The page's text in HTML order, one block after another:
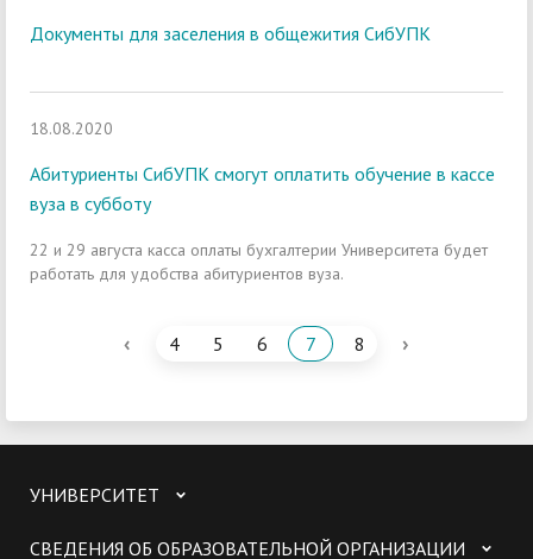
Документы для заселения в общежития СибУПК
18.08.2020
Абитуриенты СибУПК смогут оплатить обучение в кассе
вуза в субботу
22 и 29 августа касса оплаты бухгалтерии Университета будет
работать для удобства абитуриентов вуза.
‹ 4 5 6 7 8 ›
УНИВЕРСИТЕТ
СВЕДЕНИЯ ОБ ОБРАЗОВАТЕЛЬНОЙ ОРГАНИЗАЦИИ